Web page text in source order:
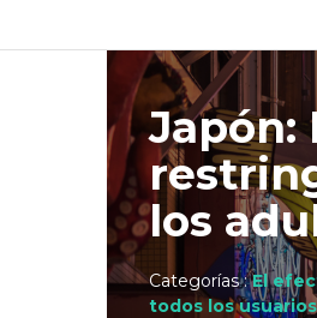
Japón:
los
Categorías :El
todos los usuarios